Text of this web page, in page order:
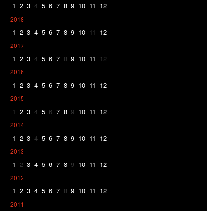
1 2 3 4 5 6 7 8 9 10 11 12
2018
1 2 3 4 5 6 7 8 9 10 11 12
2017
1 2 3 4 5 6 7 8 9 10 11 12
2016
1 2 3 4 5 6 7 8 9 10 11 12
2015
1 2 3 4 5 6 7 8 9 10 11 12
2014
1 2 3 4 5 6 7 8 9 10 11 12
2013
1 2 3 4 5 6 7 8 9 10 11 12
2012
1 2 3 4 5 6 7 8 9 10 11 12
2011